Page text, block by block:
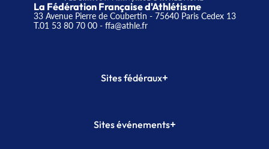
La Fédération Française d'Athlétisme
33 Avenue Pierre de Coubertin - 75640 Paris Cedex 13
T.01 53 80 70 00- ffa@athle.fr
Sites fédéraux+
Plateforme Formation
Sites événements+